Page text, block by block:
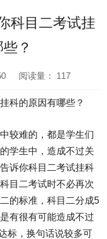
科目二考试挂
？
阅读量： 117
科的原因有哪些？
较难的，都是学生们
学生中，造成不过关
诉你科目二考试挂科
目二考试时不必再次
的标准，科目二分成5
有很有可能造成不过
标，换句话说较多可